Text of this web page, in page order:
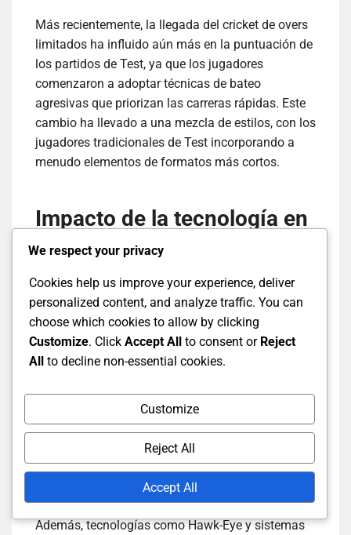
Más recientemente, la llegada del cricket de overs
limitados ha influido aún más en la puntuación de
los partidos de Test, ya que los jugadores
comenzaron a adoptar técnicas de bateo
agresivas que priorizan las carreras rápidas. Este
cambio ha llevado a una mezcla de estilos, con los
jugadores tradicionales de Test incorporando a
menudo elementos de formatos más cortos.
Impacto de la tecnología en
la precisión de la
puntuación
La tecnología ha desempeñado un papel crucial
en la mejora de la precisión de la puntuación en el
cricket de Test. El uso de marcadores electrónicos
el error humano y mejorado el seguimiento de
datos en tiempo real. Estos sistemas permiten
actualizaciones instantáneas sobre carreras, bolas
enfrentadas y otras estadísticas críticas, que son
esenciales para aficionados y analistas por igual.
Además, tecnologías como Hawk-Eye y sistemas
We respect your privacy
Cookies help us improve your experience, deliver
personalized content, and analyze traffic. You can
choose which cookies to allow by clicking
Customize. Click Accept All to consent or Reject
All to decline non-essential cookies.
Customize
Reject All
Accept All